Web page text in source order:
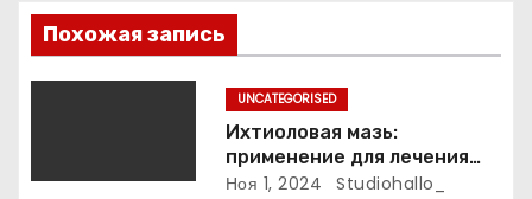
я
п
з
Похожая запись
UNCATEGORISED
Ихтиоловая мазь:
применение для лечения
фурункулов
Ноя 1, 2024 Studiohallo_